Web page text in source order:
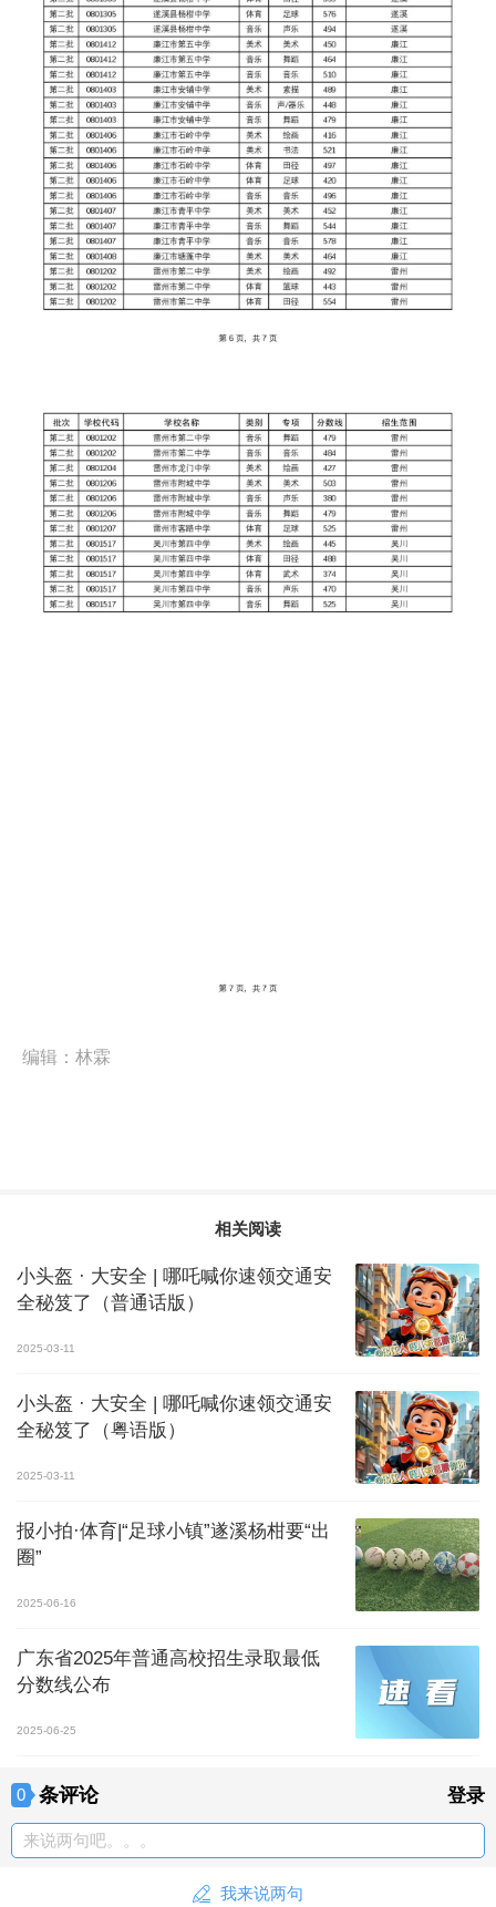
编辑： 林霖
相关阅读
小头盔 · 大安全 | 哪吒喊你速领交通安
全秘笈了（普通话版）
2025-03-11
小头盔 · 大安全 | 哪吒喊你速领交通安
全秘笈了（粤语版）
2025-03-11
报小拍·体育|“足球小镇”遂溪杨柑要“出
圈”
2025-06-16
广东省2025年普通高校招生录取最低
分数线公布
2025-06-25
0 条评论 登录
来说两句吧。。。
我来说两句